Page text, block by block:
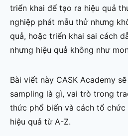
triển khai để tạo ra hiệu quả
nghiệp phát mẫu thử nhưng
quả, hoặc triển khai sai cách
nhưng hiệu quả không như
Bài viết này CASK Academy
sampling là gì, vai trò trong
thức phổ biến và cách tổ
hiệu quả từ A-Z.